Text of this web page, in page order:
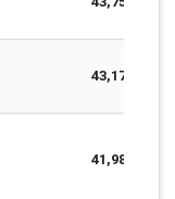
43,177,975
41,988,758